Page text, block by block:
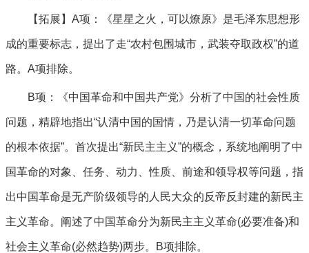
【拓展】A项：《星星之火，可以燎原》是毛泽东思想形
成的重要标志，提出了走“农村包围城市，武装夺取政权”的道
路。A项排除。
B项：《中国革命和中国共产党》分析了中国的社会性质
问题，精辟地指出“认清中国的国情，乃是认清一切革命问题
的根本依据”。首次提出“新民主主义”的概念，系统地阐明了中
国革命的对象、任务、动力、性质、前途和领导权等问题，指
出中国革命是无产阶级领导的人民大众的反帝反封建的新民主
主义革命。阐述了中国革命分为新民主主义革命(必要准备)和
社会主义革命(必然趋势)两步。B项排除。